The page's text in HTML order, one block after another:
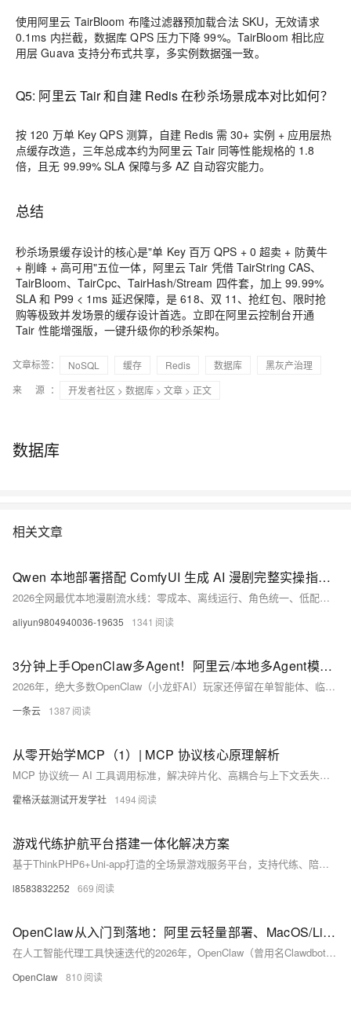
使用阿里云 TairBloom 布隆过滤器预加载合法 SKU，无效请求
0.1ms 内拦截，数据库 QPS 压力下降 99%。TairBloom 相比应
用层 Guava 支持分布式共享，多实例数据强一致。
Q5: 阿里云 Tair 和自建 Redis 在秒杀场景成本对比如何？
按 120 万单 Key QPS 测算，自建 Redis 需 30+ 实例 + 应用层热
点缓存改造，三年总成本约为阿里云 Tair 同等性能规格的 1.8
倍，且无 99.99% SLA 保障与多 AZ 自动容灾能力。
总结
秒杀场景缓存设计的核心是"单 Key 百万 QPS + 0 超卖 + 防黄牛
+ 削峰 + 高可用"五位一体，阿里云 Tair 凭借 TairString CAS、
TairBloom、TairCpc、TairHash/Stream 四件套，加上 99.99%
SLA 和 P99 < 1ms 延迟保障，是 618、双 11、抢红包、限时抢
购等极致并发场景的缓存设计首选。立即在阿里云控制台开通
Tair 性能增强版，一键升级你的秒杀架构。
文章标签： NoSQL 缓存 Redis 数据库
黑灰产治理
来 源：
开发者社区 > 数据库 > 文章 > 正文
数据库
相关文章
Qwen 本地部署搭配 ComfyUI 生成 AI 漫剧完整实操指南（小白零基础可落地，零成本无限生成+角色一致性天花板）
2026全网最优本地漫剧流水线：零成本、离线运行、角色统一、低配（8G显卡）可跑。融合Qwen本地大模型+ComfyUI双引擎，实现剧本生成→分镜绘图→动态成片全自动，隐私安全、无审核限流，新手30分钟上手，日更无忧。（239字）
aliyun9804940036-19635 1341
3分钟上手OpenClaw多Agent！阿里云/本地多Agent模式部署+MemOS持久记忆+免费大模型API配置+避坑指南
2026年，绝大多数OpenClaw（小龙虾AI）玩家还停留在单智能体、临时上下文、频繁失忆、单窗口拥堵的阶段，明明取名贾维斯，用起来却像个临时工。真正的突破，来自MemOS持久记忆系统与多Agent分工模式的结合——让一只小龙虾，变成一支分工明确、长期记忆、并行处理、永不混乱的AI团队。
一条云 1387
从零开始学MCP（1）| MCP 协议核心原理解析
MCP 协议统一 AI 工具调用标准，解决碎片化、高耦合与上下文丢失问题，采用 Client/Server 架构，支持上下文传递与 SSE 流式响应，提升工具调用效率与灵活性。
霍格沃兹测试开发学社 1494
游戏代练护航平台搭建一体化解决方案
基于ThinkPHP6+Uni-app打造的全场景游戏服务平台，支持代练、陪玩、护航一站式运营。五端同步（小程序/H5/APP/PC/公众号），10分钟极速部署。
l8583832252 669
OpenClaw从入门到落地：阿里云轻量部署、MacOS/Linux/Windows11本地安装+千问/Coding Plan API实战
在人工智能代理工具快速迭代的2026年，OpenClaw（曾用名Clawdbot）凭借轻量化部署、Skills生态扩展、多平台兼容与大模型无缝对接的特性，成为个人与小型团队搭建AI自动化助理的首选方案。它采用“核心平台+技能插件”的架构设计，既能在阿里云轻量服务器上实现7×24小时稳定运行，也能在MacOS、Linux、Windows11本地设备完成离线部署，同时支持阿里云千问大模型API与免费Coding Plan API的快速配置，满足不同场景下的AI能力调用需求。本文基于2026年最新稳定版本，从零开始讲解阿里云轻量服务器部署OpenClaw的全流程、本地三大操作系统的安装步骤、Skil
OpenClaw 810